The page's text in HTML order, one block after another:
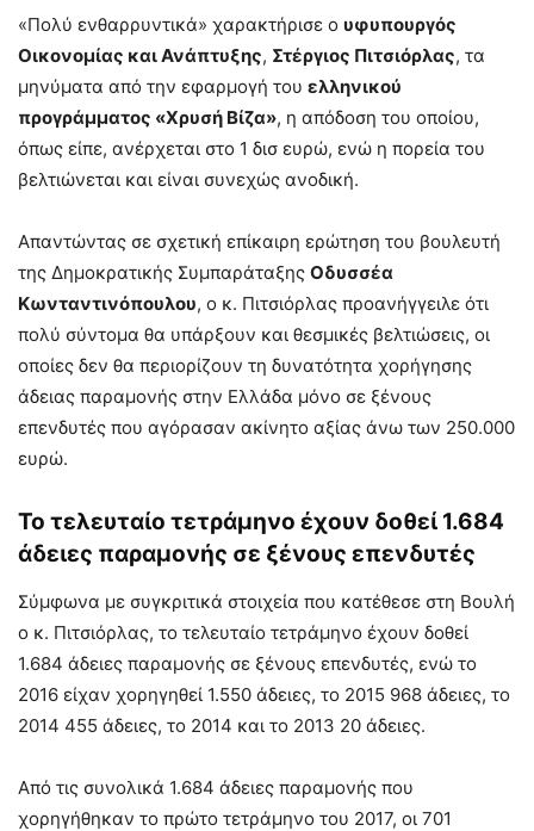
«Πολύ ενθαρρυντικά» χαρακτήρισε ο υφυπουργός
Οικονομίας και Ανάπτυξης, Στέργιος Πιτσιόρλας, τα
μηνύματα από την εφαρμογή του ελληνικού
προγράμματος «Χρυσή Βίζα», η απόδοση του οποίου,
όπως είπε, ανέρχεται στο 1 δισ ευρώ, ενώ η πορεία του
βελτιώνεται και είναι συνεχώς ανοδική.
Απαντώντας σε σχετική επίκαιρη ερώτηση του βουλευτή
της Δημοκρατικής Συμπαράταξης Οδυσσέα
Κωνταντινόπουλου, ο κ. Πιτσιόρλας προανήγγειλε ότι
πολύ σύντομα θα υπάρξουν και θεσμικές βελτιώσεις, οι
οποίες δεν θα περιορίζουν τη δυνατότητα χορήγησης
άδειας παραμονής στην Ελλάδα μόνο σε ξένους
επενδυτές που αγόρασαν ακίνητο αξίας άνω των 250.000
ευρώ.
Το τελευταίο τετράμηνο έχουν δοθεί 1.684
άδειες παραμονής σε ξένους επενδυτές
Σύμφωνα με συγκριτικά στοιχεία που κατέθεσε στη Βουλή
ο κ. Πιτσιόρλας, το τελευταίο τετράμηνο έχουν δοθεί
1.684 άδειες παραμονής σε ξένους επενδυτές, ενώ το
2016 είχαν χορηγηθεί 1.550 άδειες, το 2015 968 άδειες, το
2014 455 άδειες, το 2014 και το 2013 20 άδειες.
Από τις συνολικά 1.684 άδειες παραμονής που
χορηγήθηκαν το πρώτο τετράμηνο του 2017, οι 701